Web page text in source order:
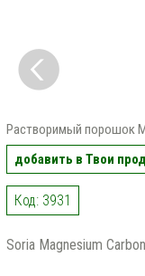
Растворимый порошок
добавить в Твои
Код: 3931
Soria Magnesium